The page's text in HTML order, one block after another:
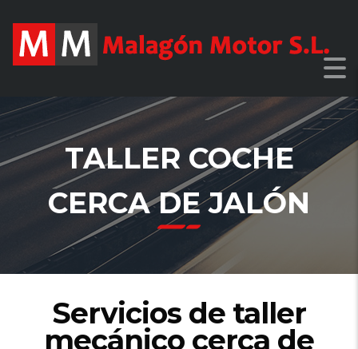
TALLER COCHE
CERCA DE JALÓN
Servicios de taller
mecánico cerca de